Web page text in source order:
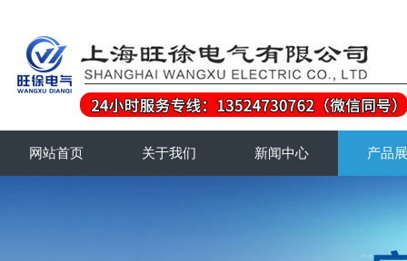
网站首页 关于我们 新闻中心 产品